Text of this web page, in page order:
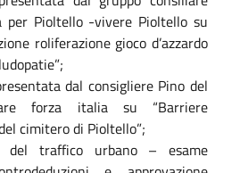
per Pioltello -vivere Pioltello su
roliferazione gioco d’azzardo
dal consigliere Pino del
forza italia su “Barriere
cimitero di Pioltello”;
del traffico urbano – esame